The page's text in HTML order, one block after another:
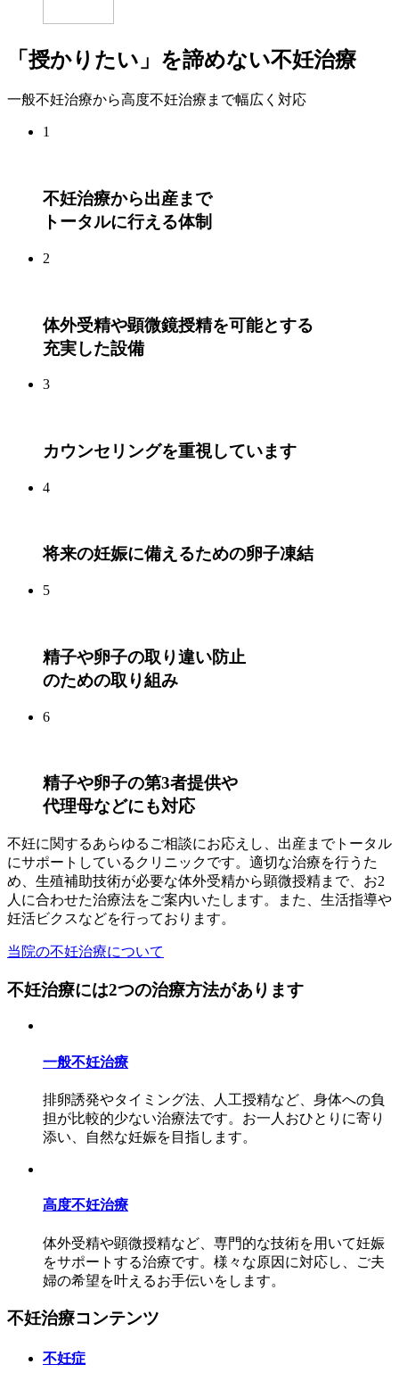
「授かりたい」を諦めない不妊治療
一般不妊治療から高度不妊治療まで幅広く対応
1
不妊治療から出産まで
トータルに行える体制
2
体外受精や顕微鏡授精を可能とする
充実した設備
3
カウンセリングを重視しています
4
将来の妊娠に備えるための卵子凍結
5
精子や卵子の取り違い防止
のための取り組み
6
精子や卵子の第3者提供や
代理母などにも対応
不妊に関するあらゆるご相談にお応えし、出産までトータル
にサポートしているクリニックです。適切な治療を行うた
め、生殖補助技術が必要な体外受精から顕微授精まで、お2
人に合わせた治療法をご案内いたします。また、生活指導や
妊活ビクスなどを行っております。
当院の不妊治療について
不妊治療には2つの治療方法があります
一般不妊治療
排卵誘発やタイミング法、人工授精など、身体への負
担が比較的少ない治療法です。お一人おひとりに寄り
添い、自然な妊娠を目指します。
高度不妊治療
体外受精や顕微授精など、専門的な技術を用いて妊娠
をサポートする治療です。様々な原因に対応し、ご夫
婦の希望を叶えるお手伝いをします。
不妊治療コンテンツ
不妊症